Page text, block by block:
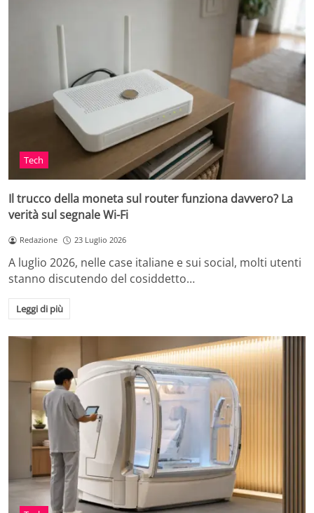
Tech
Il trucco della moneta sul router funziona davvero? La
verità sul segnale Wi-Fi
Redazione 23 Luglio 2026
A luglio 2026, nelle case italiane e sui social, molti utenti
stanno discutendo del cosiddetto…
Leggi di più